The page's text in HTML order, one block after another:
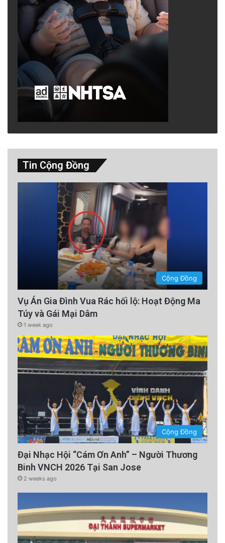
Tin Cộng Đồng
Cộng Đồng
Vụ Án Gia Đình Vua Rác hối lộ: Hoạt Động Ma
Túy và Gái Mại Dâm
1 week ago
Cộng Đồng
Đại Nhạc Hội “Cám Ơn Anh” – Người Thương
Binh VNCH 2026 Tại San Jose
2 weeks ago